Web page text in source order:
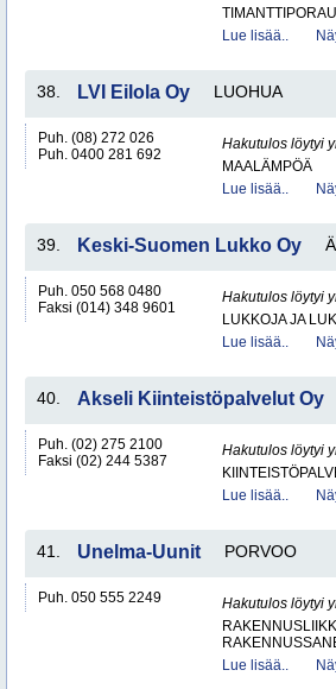
Lue lisää..
38. LVI Eilola Oy LUOHUA
Puh. (08) 272 026
Puh. 0400 281 692
Hakutulos löytyi
MAALÄMPÖÄ
Lue lisää..
39. Keski-Suomen Lukko Oy
Puh. 050 568 0480
Faksi (014) 348 9601
Hakutulos löytyi
LUKKOJA JA
Lue lisää..
40. Akseli Kiinteistöpalvelut Oy
Puh. (02) 275 2100
Faksi (02) 244 5387
Hakutulos löytyi
Lue lisää..
41. Unelma-Uunit PORVOO
Puh. 050 555 2249
Hakutulos löytyi
Lue lisää..